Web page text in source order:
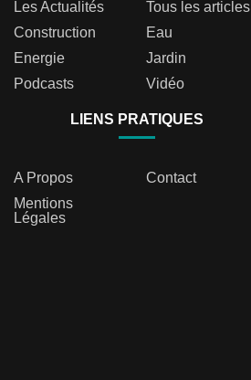
Les Actualités
Tous les articles
Construction
Eau
Energie
Jardin
Podcasts
Vidéo
LIENS PRATIQUES
A Propos
Contact
Mentions
Légales